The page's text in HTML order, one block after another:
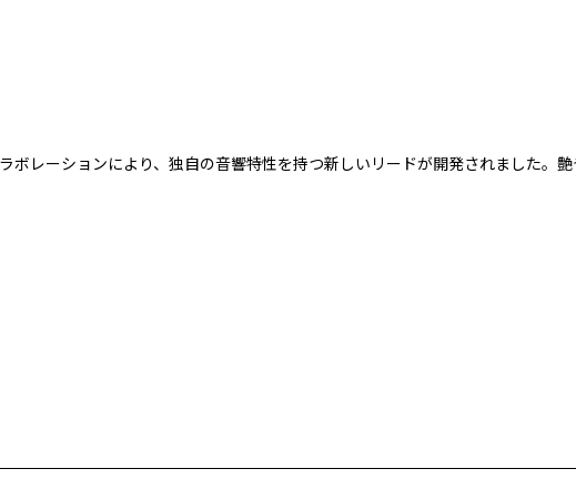
レーションにより、独自の音響特性を持つ新しいリードが開発されました。艶